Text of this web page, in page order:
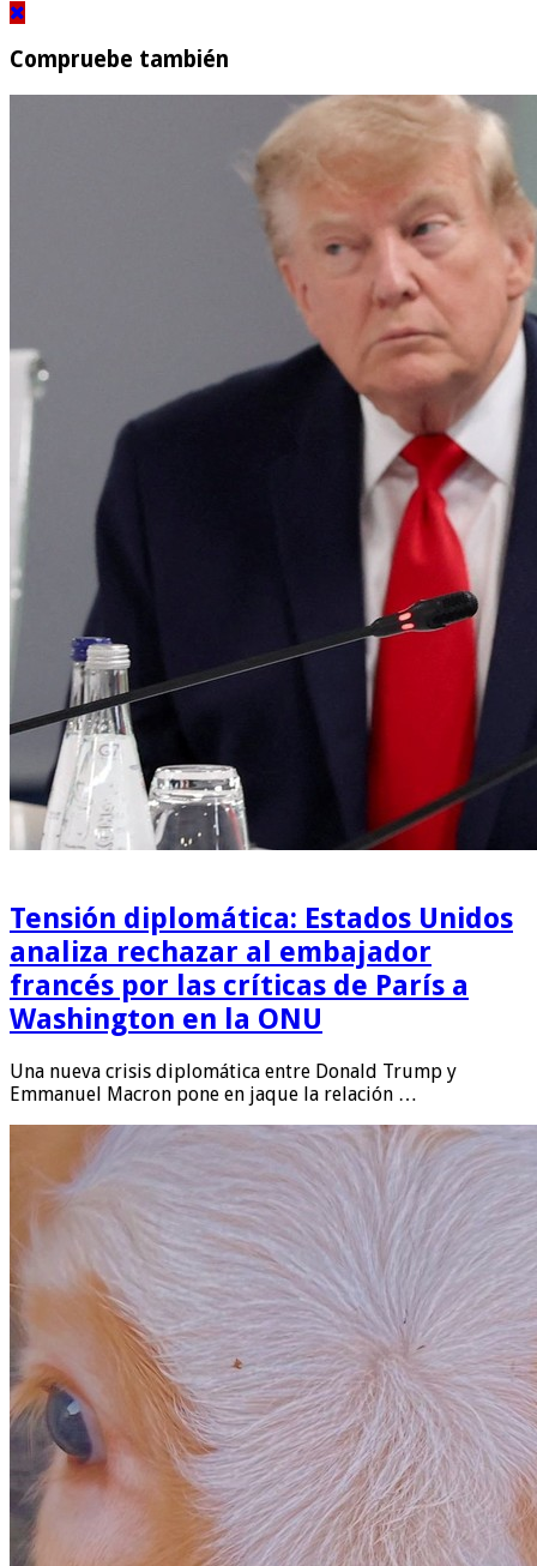
Compruebe también
Tensión diplomática: Estados Unidos
analiza rechazar al embajador
francés por las críticas de París a
Washington en la ONU
Una nueva crisis diplomática entre Donald Trump y
Emmanuel Macron pone en jaque la relación …